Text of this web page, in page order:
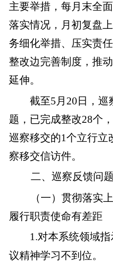
主要举措，每月末全
落实情况，月初复盘
务细化举措、压实责
整改边完善制度，推
延伸。
截至5 月 20 日，巡
题，已完成整改28个
巡察移交的1个立行立
察移交信访件。
二、巡察反馈问
（一） 贯彻落实
履行职责使命有差距
1.对本系统领域
议精神学习不到位。